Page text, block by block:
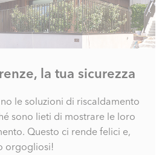
la tua sicurezza
le soluzioni di riscaldamento
sono lieti di mostrare le loro
Questo ci rende felici e,
orgogliosi!